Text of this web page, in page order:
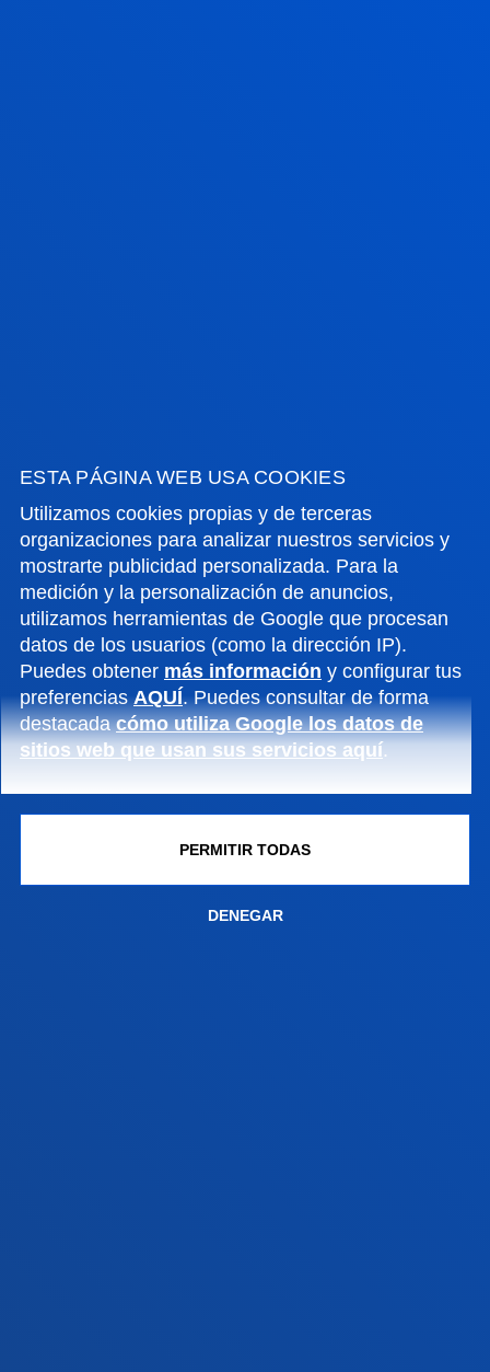
ESTA PÁGINA WEB USA COOKIES
Utilizamos cookies propias y de terceras
organizaciones para analizar nuestros servicios y
mostrarte publicidad personalizada. Para la
medición y la personalización de anuncios,
utilizamos herramientas de Google que procesan
datos de los usuarios (como la dirección IP).
Puedes obtener más información y configurar tus
preferenciasAQUÍ. Puedes consultar de forma
destacadacómo utiliza Google los datos de
sitios web que usan sus servicios aquí.
PERMITIR TODAS
DENEGAR
GESTIONES Y TRÁMITES
Campus Bilbao
Conoce el campus
+34 944 139 000
Contacto
Campus San Sebastián
Sede Vitoria